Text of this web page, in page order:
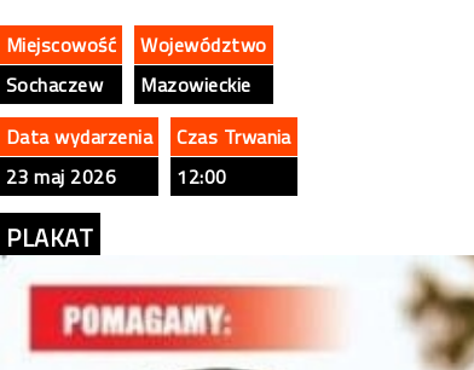
Miejscowość
Sochaczew
Województwo
Mazowieckie
Data wydarzenia
23 maj 2026
Czas Trwania
12:00
PLAKAT